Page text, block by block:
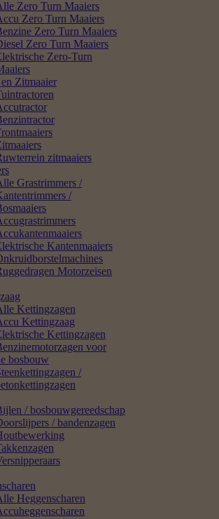
Zero Turn Maaiers
Zero Turn Maaiers
Zero Turn Maaiers
Zero Turn Maaiers
Zero-Turn
Zitmaaier
zitmaaiers
Grastrimmers /
/
Kantenmaaiers
Motorzeisen
Kettingzagen
Kettingzaag
Kettingzagen
voor
bosbouw
/
/ bosbouwgereedschap
/ bandenzagen
Heggenscharen